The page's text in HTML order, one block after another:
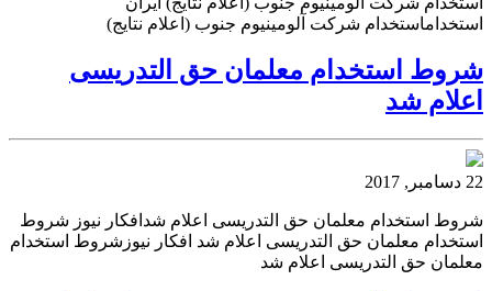
استخداماستخدام شرکت آلومینیوم جنوب (اعلام نتایج)
شروط استخدام معلمان حق التدریسی
اعلام شد
22 دسامبر, 2017
شروط استخدام معلمان حق التدریسی اعلام شدافکار نیوز شروط
استخدام معلمان حق التدریسی اعلام شد افکار نیوزشروط استخدام
معلمان حق التدریسی اعلام شد